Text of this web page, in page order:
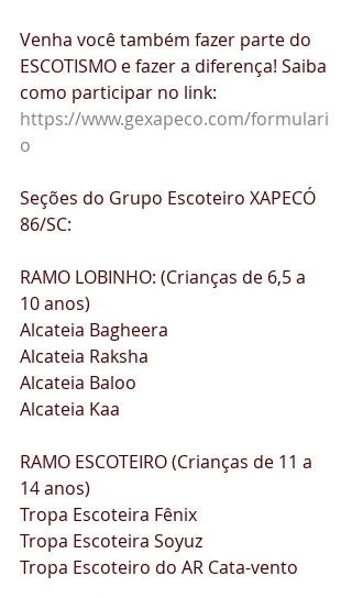
Venha você também fazer parte do
ESCOTISMO e fazer a diferença! Saiba
como participar no link:
https://www.gexapeco.com/formulari
o
Seções do Grupo Escoteiro XAPECÓ
86/SC:
RAMO LOBINHO: (Crianças de 6,5 a
10 anos)
Alcateia Bagheera
Alcateia Raksha
Alcateia Baloo
Alcateia Kaa
RAMO ESCOTEIRO (Crianças de 11 a
14 anos)
Tropa Escoteira Fênix
Tropa Escoteira Soyuz
Tropa Escoteiro do AR Cata-vento